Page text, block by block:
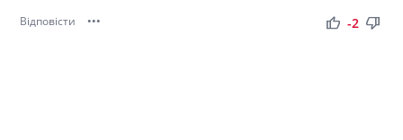
Відповісти ••• thumb_up thumb_down
-2